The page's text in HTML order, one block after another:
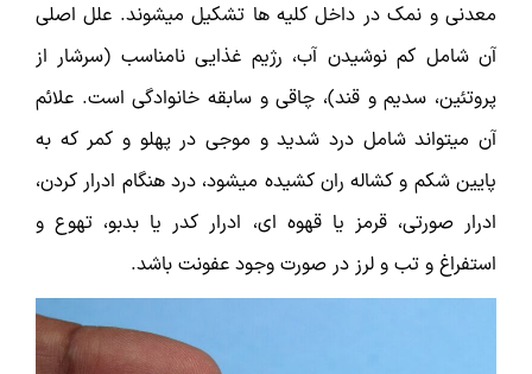
معدنی و نمک در داخل کلیه ها تشکیل میشوند. علل اصلی
آن شامل کم نوشیدن آب، رژیم غذایی نامناسب (سرشار از
پروتئین، سدیم و قند)، چاقی و سابقه خانوادگی است. علائم
آن میتواند شامل درد شدید و موجی در پهلو و کمر که به
پایین شکم و کشاله ران کشیده میشود، درد هنگام ادرار کردن،
ادرار صورتی، قرمز یا قهوه ای، ادرار کدر یا بدبو، تهوع و
استفراغ و تب و لرز در صورت وجود عفونت باشد.